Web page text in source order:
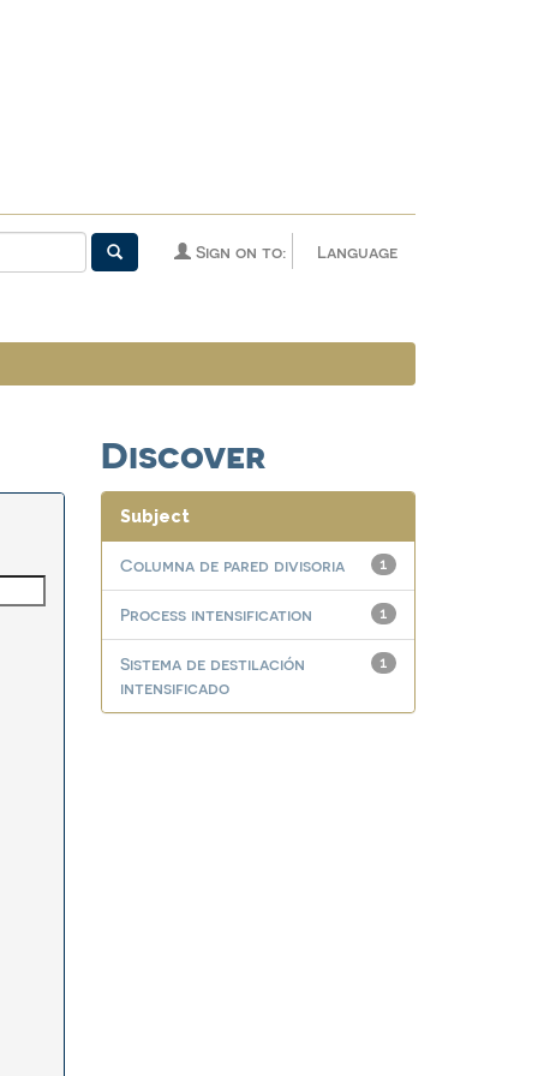
Language
Sign on to:
Discover
Subject
1
Columna de pared divisoria
1
Process intensification
1
Sistema de destilación
intensificado